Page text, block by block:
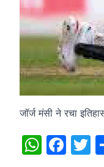
जॉर्ज मंसी ने रचा